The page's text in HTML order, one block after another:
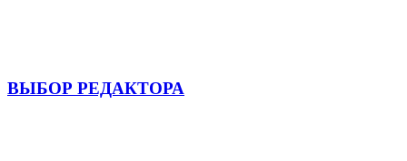
ВЫБОР РЕДАКТОРА